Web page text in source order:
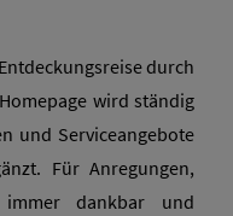
durch
wird ständig
und Serviceangebote
Für Anregungen,
dankbar und